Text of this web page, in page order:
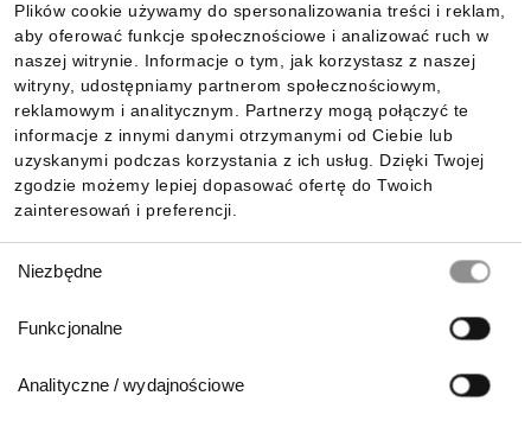
Plików cookie używamy do spersonalizowania treści i reklam,
aby oferować funkcje społecznościowe i analizować ruch w
naszej witrynie. Informacje o tym, jak korzystasz z naszej
witryny, udostępniamy partnerom społecznościowym,
reklamowym i analitycznym. Partnerzy mogą połączyć te
informacje z innymi danymi otrzymanymi od Ciebie lub
uzyskanymi podczas korzystania z ich usług. Dzięki Twojej
zgodzie możemy lepiej dopasować ofertę do Twoich
zainteresowań i preferencji.
zgody
Niezbędne
Funkcjonalne
Analityczne / wydajnościowe